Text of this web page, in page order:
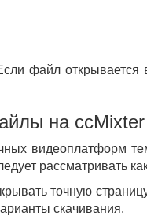
файл открывается
на ccMixter
видеоплатформ
рассматривать
точную
скачивания.